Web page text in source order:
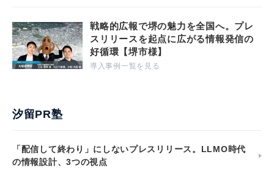
戦略的広報で堺の魅力を全国へ。プレ
スリリースを起点に広がる情報発信の
好循環【堺市様】
導入事例一覧を見る
汐留PR塾
「配信して終わり」にしないプレスリリース。LLMO時代
の情報設計、3つの視点